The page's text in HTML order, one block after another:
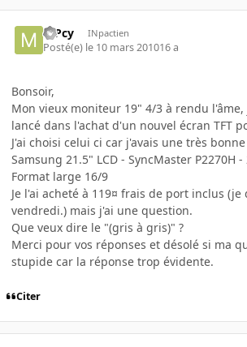
mPcy INpactien
Posté(e) le 10 mars 201016 a
Bonsoir,
Mon vieux moniteur 19" 4/3 à rendu
lancé dans l'achat d'un nouvel écran TFT
J'ai choisi celui ci car j'avais une très
Samsung 21.5" LCD - SyncMaster P2270H
Format large 16/9
Je l'ai acheté à 119¤ frais de port inclus (je
vendredi.) mais j'ai une question.
Que veux dire le "(gris à gris)" ?
Merci pour vos réponses et désolé si ma
stupide car la réponse trop évidente.
Citer